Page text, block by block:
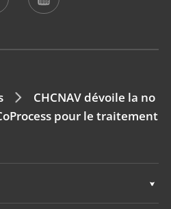
CHCNAV dévoile la no
pour le traitement